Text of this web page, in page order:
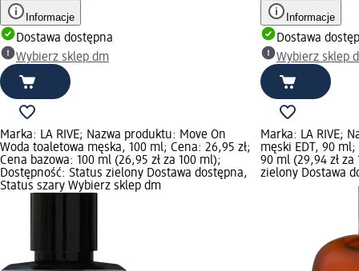
Informacje
Dostawa dostępna
Wybierz sklep dm
Informacje
Dostawa
Wybierz sklep
Marka: LA RIVE; Nazwa produktu: Move On
Woda toaletowa męska, 100 ml; Cena: 26,95 zł;
Cena bazowa: 100 ml (26,95 zł za 100 ml);
Dostępność: Status zielony Dostawa dostępna,
Status szary Wybierz sklep dm
Marka: LA RIVE;
męski EDT, 90
90 ml (29,94 zł
zielony Dostawa